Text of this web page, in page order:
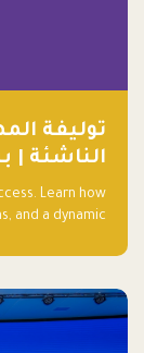
توليفة
الناشئة |
Learn how
and a dynamic
us @FalakHub